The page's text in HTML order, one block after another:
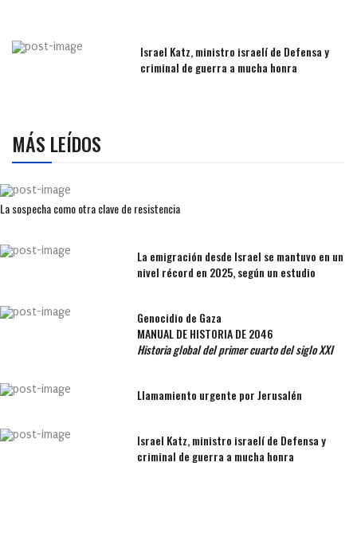
Israel Katz, ministro israelí de Defensa y
criminal de guerra a mucha honra
MÁS LEÍDOS
La sospecha como otra clave de resistencia
La emigración desde Israel se mantuvo en un
nivel récord en 2025, según un estudio
Genocidio de Gaza
MANUAL DE HISTORIA DE 2046
Historia global del primer cuarto del siglo XXI
Llamamiento urgente por Jerusalén
Israel Katz, ministro israelí de Defensa y
criminal de guerra a mucha honra